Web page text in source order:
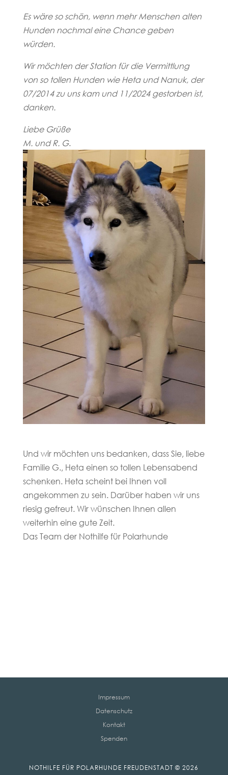
Es wäre so schön, wenn mehr Menschen alten
Hunden nochmal eine Chance geben
würden.
Wir möchten der Station für die Vermittlung
von so tollen Hunden wie Heta und Nanuk, der
07/2014 zu uns kam und 11/2024 gestorben ist,
danken.
Liebe Grüße
M. und R. G.
Und wir möchten uns bedanken, dass Sie, liebe
Familie G., Heta einen so tollen Lebensabend
schenken. Heta scheint bei Ihnen voll
angekommen zu sein. Darüber haben wir uns
riesig gefreut. Wir wünschen Ihnen allen
weiterhin eine gute Zeit.
Das Team der Nothilfe für Polarhunde
Impressum
Datenschutz
Kontakt
Spenden
NOTHILFE FÜR POLARHUNDE FREUDENSTADT © 2026